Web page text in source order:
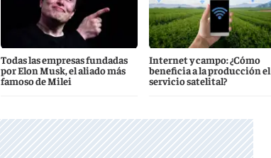
Todas las empresas fundadas
por Elon Musk, el aliado más
famoso de Milei
Internet y campo: ¿Cómo
beneficia a la producción el
servicio satelital?